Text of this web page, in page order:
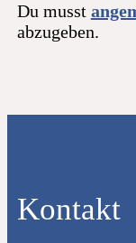
Du musst
abzugeben.
Kontakt